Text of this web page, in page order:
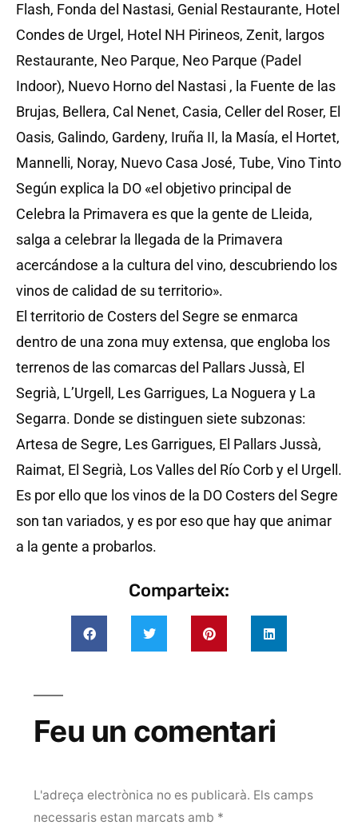
Flash, Fonda del Nastasi, Genial Restaurante, Hotel
Condes de Urgel, Hotel NH Pirineos, Zenit, largos
Restaurante, Neo Parque, Neo Parque (Padel
Indoor), Nuevo Horno del Nastasi , la Fuente de las
Brujas, Bellera, Cal Nenet, Casia, Celler del Roser, El
Oasis, Galindo, Gardeny, Iruña II, la Masía, el Hortet,
Mannelli, Noray, Nuevo Casa José, Tube, Vino Tinto
Según explica la DO «el objetivo principal de
Celebra la Primavera es que la gente de Lleida,
salga a celebrar la llegada de la Primavera
acercándose a la cultura del vino, descubriendo los
vinos de calidad de su territorio».
El territorio de Costers del Segre se enmarca
dentro de una zona muy extensa, que engloba los
terrenos de las comarcas del Pallars Jussà, El
Segrià, L’Urgell, Les Garrigues, La Noguera y La
Segarra. Donde se distinguen siete subzonas:
Artesa de Segre, Les Garrigues, El Pallars Jussà,
Raimat, El Segrià, Los Valles del Río Corb y el Urgell.
Es por ello que los vinos de la DO Costers del Segre
son tan variados, y es por eso que hay que animar
a la gente a probarlos.
Comparteix:
Feu un comentari
L'adreça electrònica no es publicarà. Els camps
necessaris estan marcats amb *